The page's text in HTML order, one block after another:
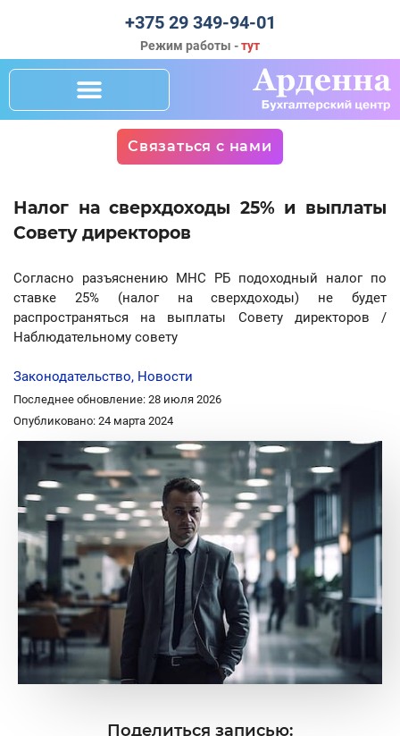
+375 29 349-94-01
Режим работы -тут
Связаться с нами
Налог на сверхдоходы 25% и выплаты
Совету директоров
Согласно разъяснению МНС РБ подоходный налог по
ставке 25% (налог на сверхдоходы) не будет
распространяться на выплаты Совету директоров /
Наблюдательному совету
Законодательство, Новости
Последнее обновление: 28 июля 2026
Опубликовано: 24 марта 2024
Поделиться записью: